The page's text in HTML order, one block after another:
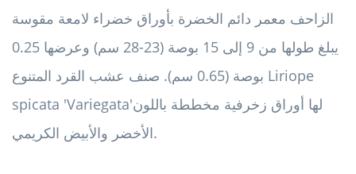
الزاحف معمر دائم الخضرة بأوراق خضراء لامعة مقوسة
يبلغ طولها من 9 إلى 15 بوصة (23-28 سم) وعرضها 0.25
بوصة (0.65 سم). صنف عشب القرد المتنوع Liriope
spicata 'Variegata'لها أوراق زخرفية مخططة باللون
الأخضر والأبيض الكريمي.